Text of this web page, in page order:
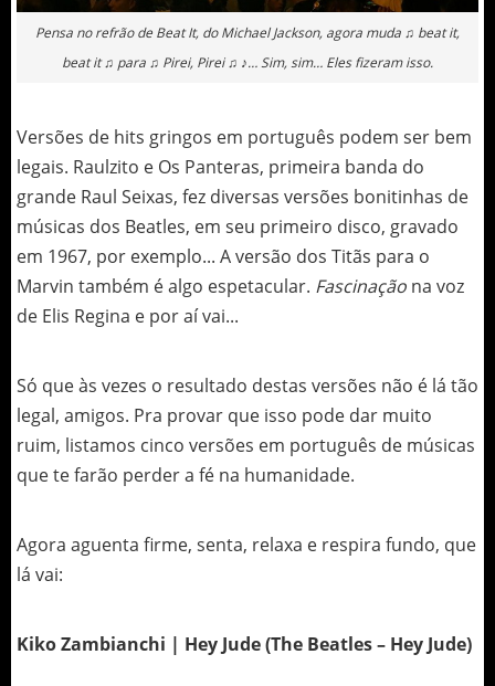
Pensa no refrão de Beat It, do Michael Jackson, agora muda ♫ beat it,
beat it ♫ para ♫ Pirei, Pirei ♫ ♪… Sim, sim… Eles fizeram isso.
Versões de hits gringos em português podem ser bem
legais. Raulzito e Os Panteras, primeira banda do
grande Raul Seixas, fez diversas versões bonitinhas de
músicas dos Beatles, em seu primeiro disco, gravado
em 1967, por exemplo... A versão dos Titãs para o
Marvin também é algo espetacular. Fascinação na voz
de Elis Regina e por aí vai...
Só que às vezes o resultado destas versões não é lá tão
legal, amigos. Pra provar que isso pode dar muito
ruim, listamos cinco versões em português de músicas
que te farão perder a fé na humanidade.
Agora aguenta firme, senta, relaxa e respira fundo, que
lá vai:
Kiko Zambianchi | Hey Jude (The Beatles – Hey Jude)